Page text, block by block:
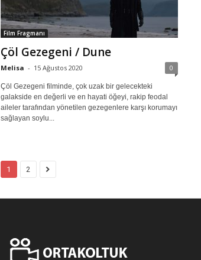
Film Fragmanı
Çöl Gezegeni / Dune
Melisa - 15 Ağustos 2020 0
Çöl Gezegeni filminde, çok uzak bir gelecekteki
galakside en değerli ve en hayati öğeyi, rakip feodal
aileler tarafından yönetilen gezegenlere karşı korumayı
sağlayan soylu...
1 2